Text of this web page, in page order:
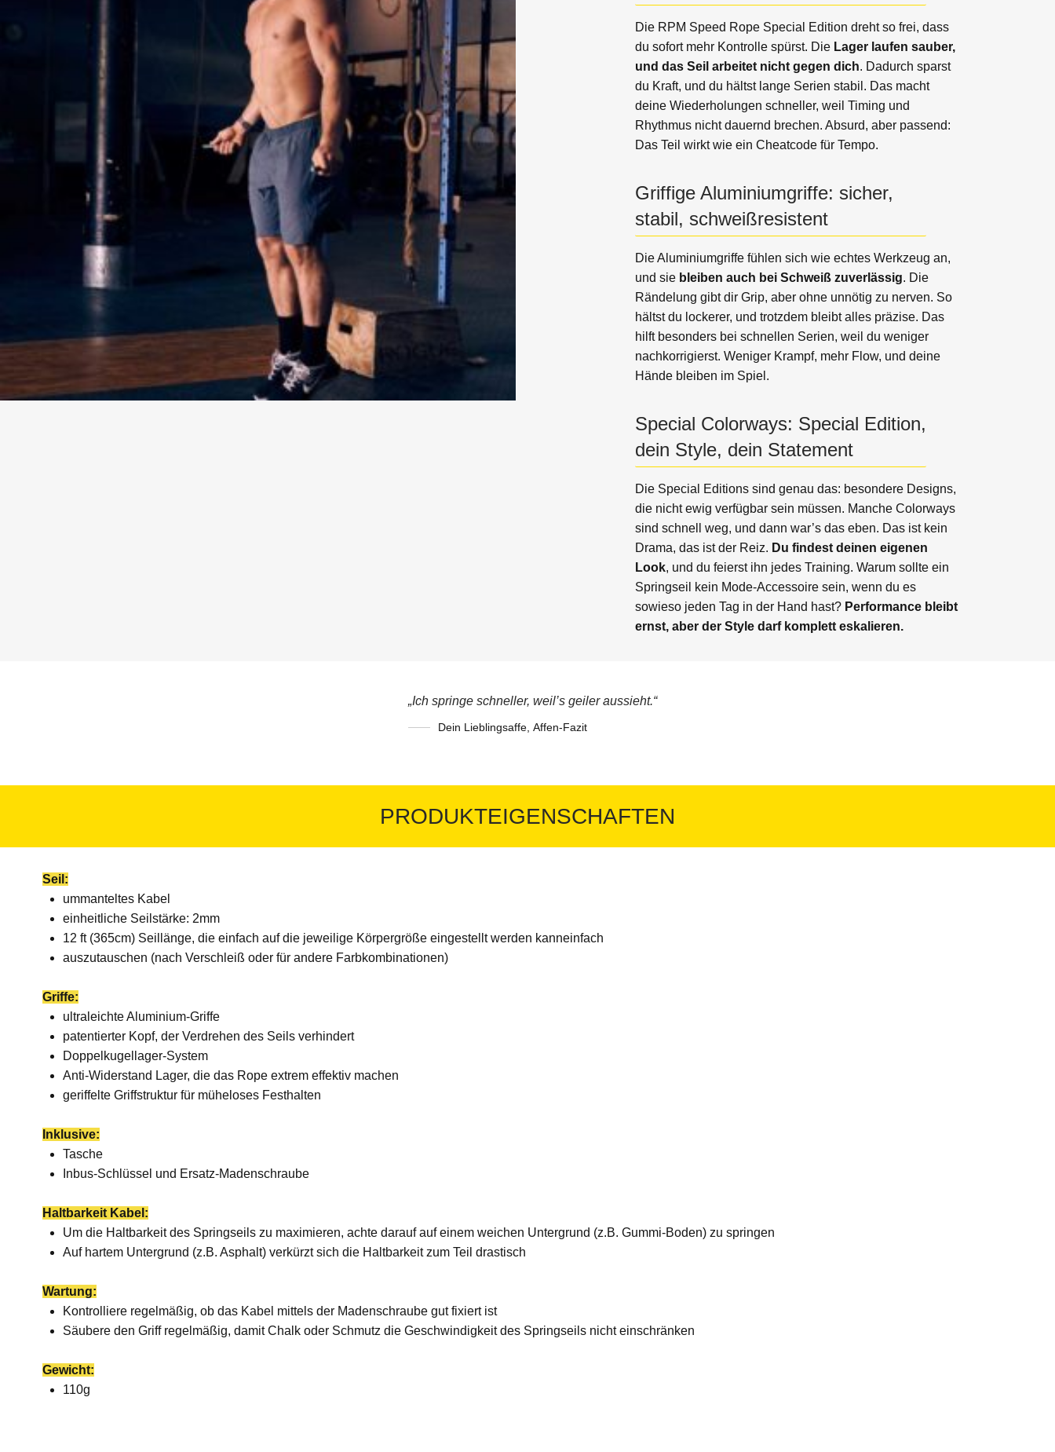
Die RPM Speed Rope Special Edition dreht so frei, dass
du sofort mehr Kontrolle spürst. Die Lager laufen sauber,
und das Seil arbeitet nicht gegen dich. Dadurch sparst
du Kraft, und du hältst lange Serien stabil. Das macht
deine Wiederholungen schneller, weil Timing und
Rhythmus nicht dauernd brechen. Absurd, aber passend:
Das Teil wirkt wie ein Cheatcode für Tempo.
Griffige Aluminiumgriffe: sicher,
stabil, schweißresistent
Die Aluminiumgriffe fühlen sich wie echtes Werkzeug an,
und sie bleiben auch bei Schweiß zuverlässig. Die
Rändelung gibt dir Grip, aber ohne unnötig zu nerven. So
hältst du lockerer, und trotzdem bleibt alles präzise. Das
hilft besonders bei schnellen Serien, weil du weniger
nachkorrigierst. Weniger Krampf, mehr Flow, und deine
Hände bleiben im Spiel.
Special Colorways: Special Edition,
dein Style, dein Statement
Die Special Editions sind genau das: besondere Designs,
die nicht ewig verfügbar sein müssen. Manche Colorways
sind schnell weg, und dann war’s das eben. Das ist kein
Drama, das ist der Reiz. Du findest deinen eigenen
Look, und du feierst ihn jedes Training. Warum sollte ein
Springseil kein Mode-Accessoire sein, wenn du es
sowieso jeden Tag in der Hand hast? Performance bleibt
ernst, aber der Style darf komplett eskalieren.
„Ich springe schneller, weil’s geiler aussieht.“
Dein Lieblingsaffe,Affen-Fazit
PRODUKTEIGENSCHAFTEN
Seil:
ummanteltes Kabel
einheitliche Seilstärke: 2mm
12 ft (365cm) Seillänge, die einfach auf die jeweilige Körpergröße eingestellt werden kanneinfach
auszutauschen (nach Verschleiß oder für andere Farbkombinationen)
Griffe:
ultraleichte Aluminium-Griffe
patentierter Kopf, der Verdrehen des Seils verhindert
Doppelkugellager-System
Anti-Widerstand Lager, die das Rope extrem effektiv machen
geriffelte Griffstruktur für müheloses Festhalten
Inklusive:
Tasche
Inbus-Schlüssel und Ersatz-Madenschraube
Haltbarkeit Kabel:
Um die Haltbarkeit des Springseils zu maximieren, achte darauf auf einem weichen Untergrund (z.B. Gummi-Boden) zu springen
Auf hartem Untergrund (z.B. Asphalt) verkürzt sich die Haltbarkeit zum Teil drastisch
Wartung:
Kontrolliere regelmäßig, ob das Kabel mittels der Madenschraube gut fixiert ist
Säubere den Griff regelmäßig, damit Chalk oder Schmutz die Geschwindigkeit des Springseils nicht einschränken
Gewicht:
110g